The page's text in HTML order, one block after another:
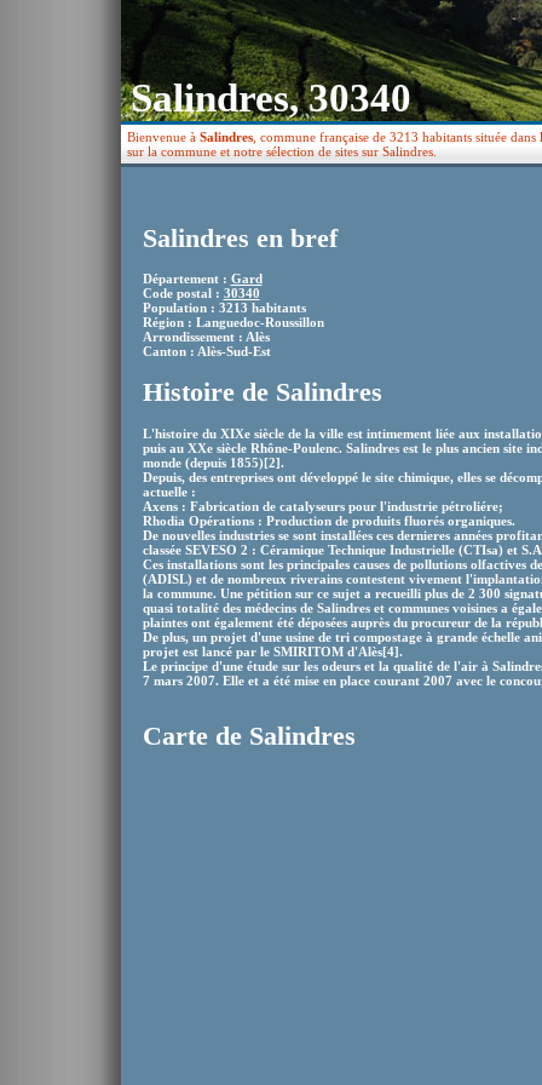
Salindres, 30340
Bienvenue à Salindres , commune française de 3213 habitants située
sur la commune et notre sélection de sites sur Salindres.
Salindres en bref
Département : Gard
Code postal : 30340
Population : 3213 habitants
Région : Languedoc-Roussillon
Arrondissement : Alès
Canton : Alès-Sud-Est
Histoire de Salindres
L'histoire du XIXe siècle de la ville est intimement liée aux
puis au XXe siècle Rhône-Poulenc. Salindres est le plus ancien site
monde (depuis 1855)[2].
Depuis, des entreprises ont développé le site chimique, elles se
actuelle :
Axens : Fabrication de catalyseurs pour l'industrie pétroliére;
Rhodia Opérations : Production de produits fluorés organiques.
De nouvelles industries se sont installées ces dernieres années
classée SEVESO 2 : Céramique Technique Industrielle (CTIsa) et
Ces installations sont les principales causes de pollutions olfactives
(ADISL) et de nombreux riverains contestent vivement
la commune. Une pétition sur ce sujet a recueilli plus de 2 300
quasi totalité des médecins de Salindres et communes voisines a
plaintes ont également été déposées auprès du procureur de la
De plus, un projet d'une usine de tri compostage à grande échelle
projet est lancé par le SMIRITOM d'Alès[4].
Le principe d'une étude sur les odeurs et la qualité de l'air à
7 mars 2007. Elle et a été mise en place courant 2007 avec le
Carte de Salindres